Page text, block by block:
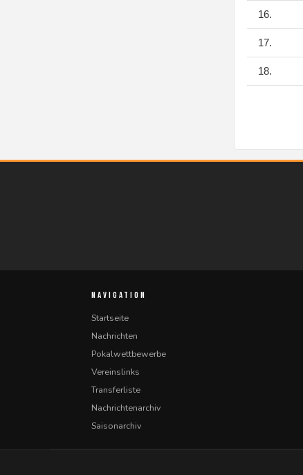
16.
17.
18.
NAVIGATION
Startseite
Nachrichten
Pokalwettbewerbe
Vereinslinks
Transferliste
Nachrichtenarchiv
Saisonarchiv